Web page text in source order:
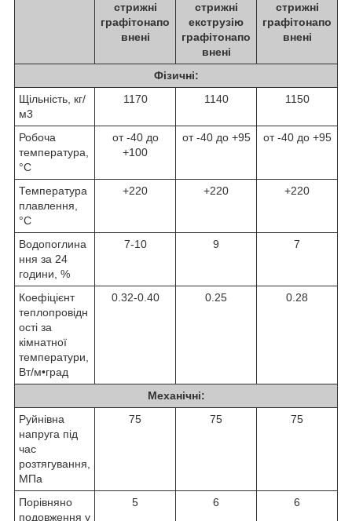
стрижні
графітонапо
внені
стрижні
екструзію
графітонапо
внені
стрижні
графітонапо
внені
Фізичні:
Щільність, кг/
м3
1170 1140 1150
Робоча
температура,
°С
от -40 до
+100
от -40 до +95 от -40 до +95
Температура
плавлення,
°C
+220 +220 +220
Водопоглина
ння за 24
години, %
7-10 9 7
Коефіцієнт
теплопровідн
ості за
кімнатної
температури,
Вт/м•град
0.32-0.40 0.25 0.28
Механічні:
Руйнівна
напруга під
час
розтягування,
МПа
75 75 75
Порівняно
подовження у
5 6 6